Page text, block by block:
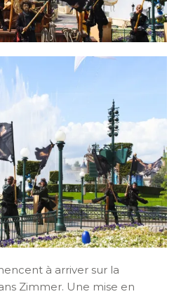
à arriver sur la
Zimmer. Une mise en